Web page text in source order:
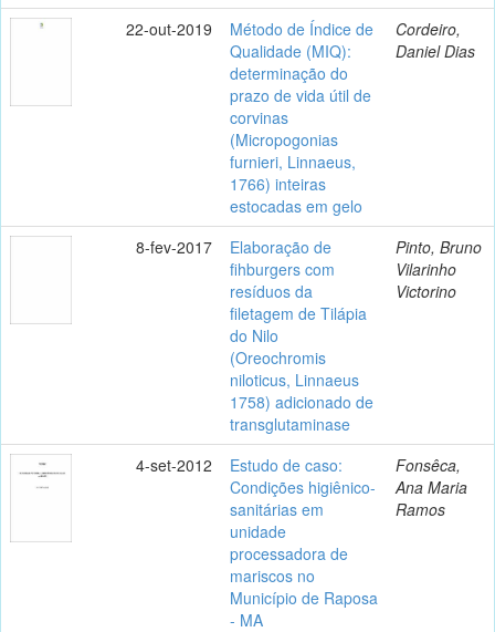
22-out-2019
Método de Índice de
Qualidade (MIQ):
determinação do
prazo de vida útil de
corvinas
(Micropogonias
furnieri, Linnaeus,
1766) inteiras
estocadas em gelo
Cordeiro,
Daniel Dias
8-fev-2017
Elaboração de
fihburgers com
resíduos da
filetagem de Tilápia
do Nilo
(Oreochromis
niloticus, Linnaeus
1758) adicionado de
transglutaminase
Pinto, Bruno
Vilarinho
Victorino
4-set-2012
Estudo de caso:
Condições higiênico-
sanitárias em
unidade
processadora de
mariscos no
Município de Raposa
- MA
Fonsêca,
Ana Maria
Ramos